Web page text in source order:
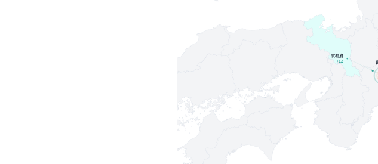
京都府
+12